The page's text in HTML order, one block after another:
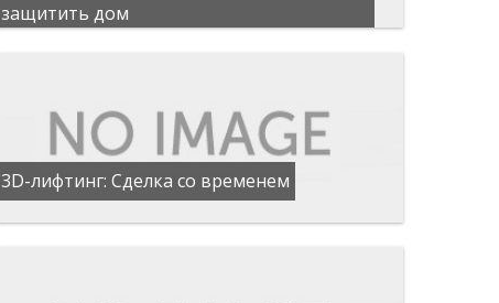
защитить дом
3D-лифтинг: Сделка со временем